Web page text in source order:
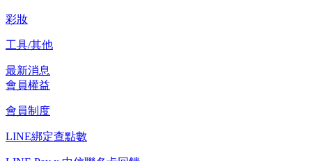
彩妝
工具/其他
最新消息
會員權益
會員制度
LINE綁定查點數